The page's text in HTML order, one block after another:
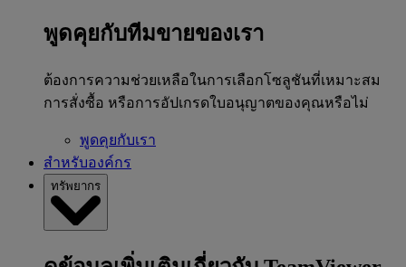
พูดคุยกับทีมขายของเรา
ต้องการความช่วยเหลือในการเลือกโซลูชันที่เหมาะสม
การสั่งซื้อ หรือการอัปเกรดใบอนุญาตของคุณหรือไม่
พูดคุยกับเรา
สำหรับองค์กร
ทรัพยากร